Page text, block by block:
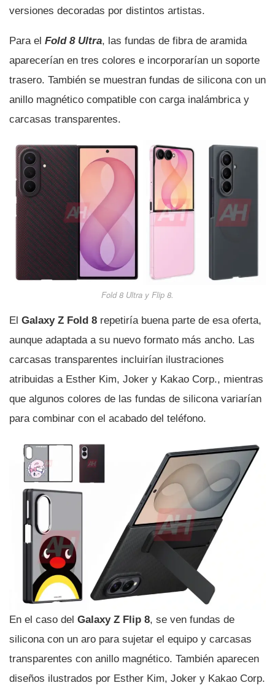
versiones decoradas por distintos artistas.
Para el Fold 8 Ultra, las fundas de fibra de aramida
aparecerían en tres colores e incorporarían un soporte
trasero. También se muestran fundas de silicona con un
anillo magnético compatible con carga inalámbrica y
carcasas transparentes.
Fold 8 Ultra y Flip 8.
El Galaxy Z Fold 8 repetiría buena parte de esa oferta,
aunque adaptada a su nuevo formato más ancho. Las
carcasas transparentes incluirían ilustraciones
atribuidas a Esther Kim, Joker y Kakao Corp., mientras
que algunos colores de las fundas de silicona variarían
para combinar con el acabado del teléfono.
En el caso del Galaxy Z Flip 8, se ven fundas de
silicona con un aro para sujetar el equipo y carcasas
transparentes con anillo magnético. También aparecen
diseños ilustrados por Esther Kim, Joker y Kakao Corp.